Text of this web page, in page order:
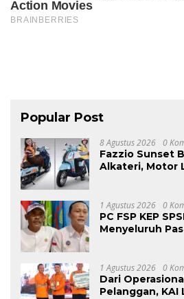
Popular Post
8 Agustus 2026 0
Fazzio Sunset
Alkateri, Motor
1 Agustus 2026 0
PC FSP KEP
Menyeluruh
1 Agustus 2026 0
Dari
Pelanggan,